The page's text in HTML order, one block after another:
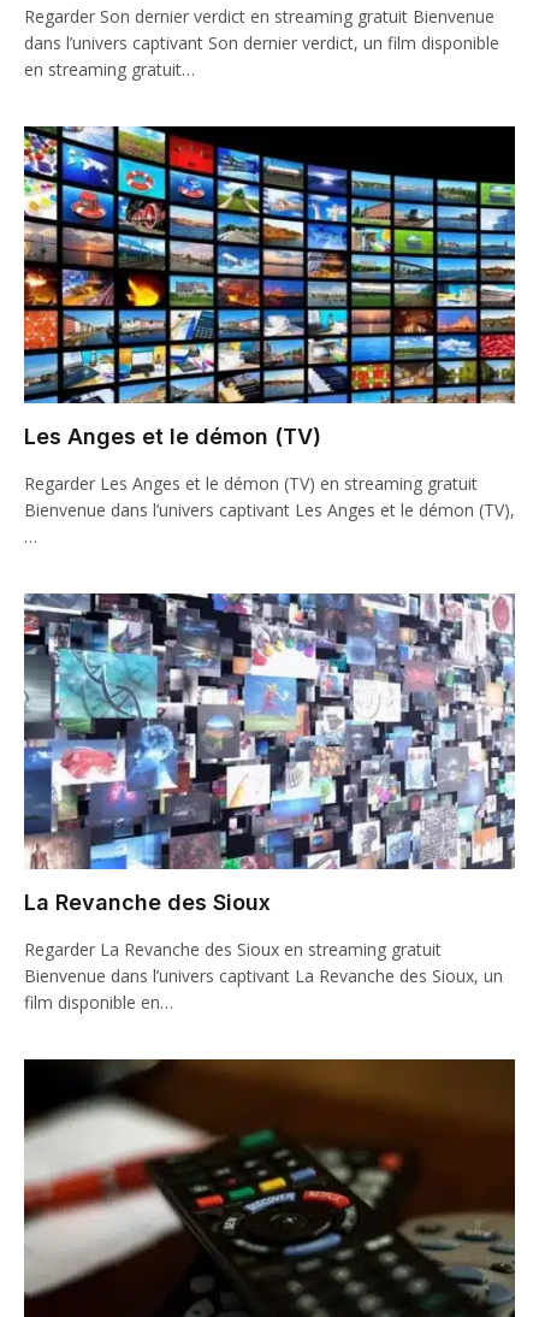
Regarder Son dernier verdict en streaming gratuit Bienvenue
dans l’univers captivant Son dernier verdict, un film disponible
en streaming gratuit…
Les Anges et le démon (TV)
Regarder Les Anges et le démon (TV) en streaming gratuit
Bienvenue dans l’univers captivant Les Anges et le démon (TV),
…
La Revanche des Sioux
Regarder La Revanche des Sioux en streaming gratuit
Bienvenue dans l’univers captivant La Revanche des Sioux, un
film disponible en…